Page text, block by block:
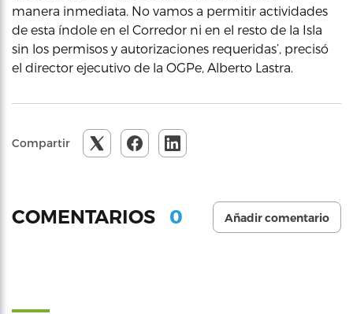
manera inmediata. No vamos a permitir actividades
de esta índole en el Corredor ni en el resto de la Isla
sin los permisos y autorizaciones requeridas’, precisó
el director ejecutivo de la OGPe, Alberto Lastra.
Compartir
COMENTARIOS 0 Añadir comentario